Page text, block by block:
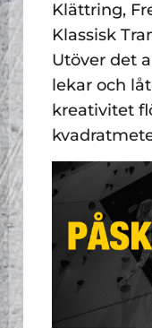
Klättring,
Klassisk
Utöver det
lekar och
kreativitet